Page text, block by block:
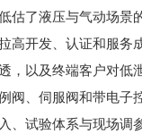
估了液压与气动场
高开发、认证和服
，以及终端客户对
阀、伺服阀和带电
、试验体系与现场